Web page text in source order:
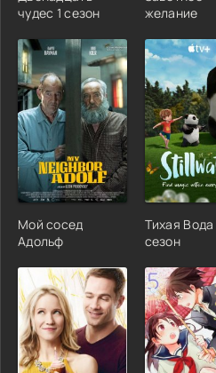
чудес 1 сезон
желание
Мой сосед
Адольф
Тихая Вода
сезон